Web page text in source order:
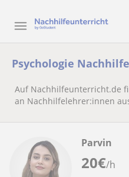
Psychologie
Auf Nachhilfeunterricht.de
an Nachhilfelehrer:innen
20€/h
Parvin